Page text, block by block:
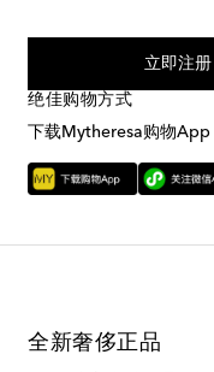
立即注册
绝佳购物方式
下载Mytheresa购物App
全新奢侈正品